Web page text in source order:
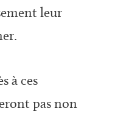
leur
à ces
pas non